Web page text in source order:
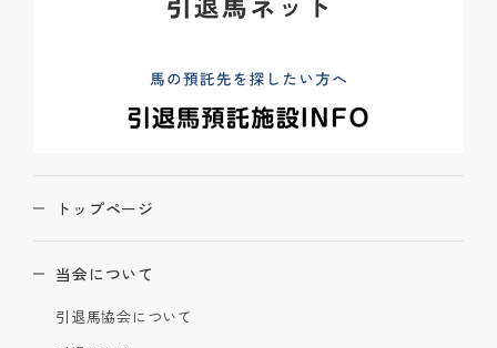
トップページ
当会について
引退馬協会について